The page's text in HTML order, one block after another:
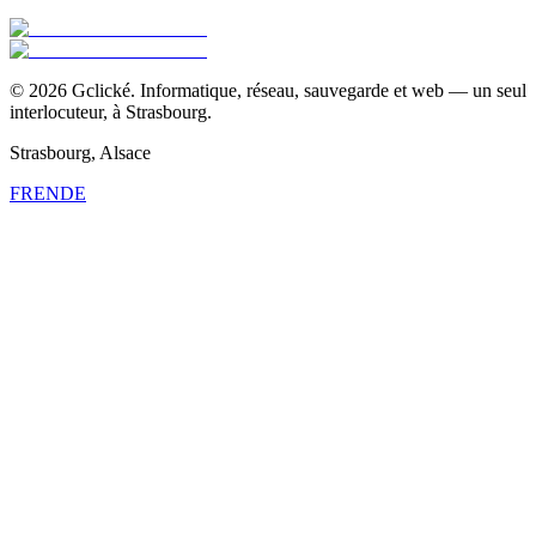
© 2026 Gclické. Informatique, réseau, sauvegarde et web — un seul
interlocuteur, à Strasbourg.
Strasbourg, Alsace
FRENDE